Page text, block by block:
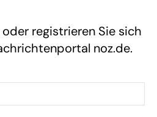
registrieren Sie sich
noz.de.